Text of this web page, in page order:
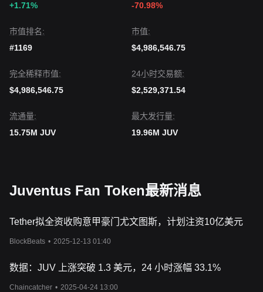
+1.71%
-70.98%
市值排名:
#1169
市值:
$4,986,546.75
完全稀释市值:
$4,986,546.75
24小时交易额:
$2,529,371.54
流通量:
15.75M JUV
最大发行量:
19.96M JUV
Juventus Fan Token最新消息
Tether拟全资收购意甲豪门尤文图斯，计划注资10亿美元
BlockBeats • 2025-12-13 01:40
数据：JUV 上涨突破 1.3 美元，24 小时涨幅 33.1%
Chaincatcher • 2025-04-24 13:00